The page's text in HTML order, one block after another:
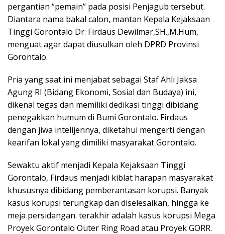
pergantian “pemain” pada posisi Penjagub tersebut.
Diantara nama bakal calon, mantan Kepala Kejaksaan
Tinggi Gorontalo Dr. Firdaus Dewilmar,SH.,M.Hum,
menguat agar dapat diusulkan oleh DPRD Provinsi
Gorontalo.
Pria yang saat ini menjabat sebagai Staf Ahli Jaksa
Agung RI (Bidang Ekonomi, Sosial dan Budaya) ini,
dikenal tegas dan memiliki dedikasi tinggi dibidang
penegakkan humum di Bumi Gorontalo. Firdaus
dengan jiwa intelijennya, diketahui mengerti dengan
kearifan lokal yang dimiliki masyarakat Gorontalo.
Sewaktu aktif menjadi Kepala Kejaksaan Tinggi
Gorontalo, Firdaus menjadi kiblat harapan masyarakat
khususnya dibidang pemberantasan korupsi. Banyak
kasus korupsi terungkap dan diselesaikan, hingga ke
meja persidangan. terakhir adalah kasus korupsi Mega
Proyek Gorontalo Outer Ring Road atau Proyek GORR.